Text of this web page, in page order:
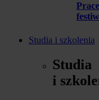
Studia i szkolenia
Studia
i